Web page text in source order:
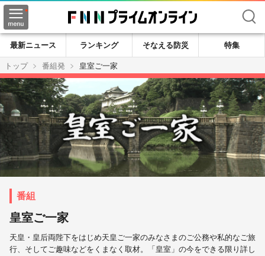
検索
最新ニュース ランキング そなえる防災
特集
トップ
番組発 皇室ご一家
皇室ご一家
天皇・皇后両陛下をはじめ天皇ご一家のみなさまのご公務や私的なご旅
行、そしてご趣味などをくまなく取材。「皇室」の今をできる限り詳し